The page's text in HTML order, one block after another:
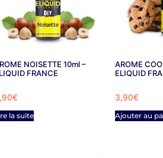
NOISETTE 10ml –
FRANCE
€
la suite
AROME
ELIQUID
3,90€
Ajouter au